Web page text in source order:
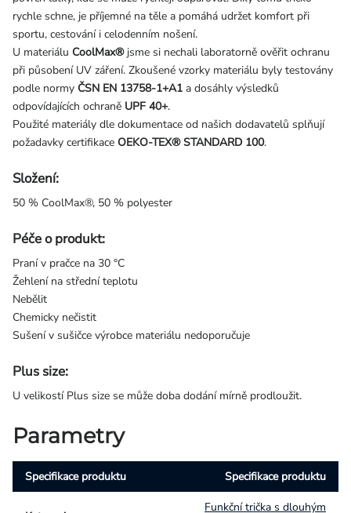
rychle schne, je příjemné na těle a pomáhá udržet komfort při
sportu, cestování i celodenním nošení.
U materiálu CoolMax®jsme si nechali laboratorně ověřit ochranu
při působení UV záření. Zkoušené vzorky materiálu byly testovány
podle normy ČSN EN 13758-1+A1 a dosáhly výsledků
odpovídajících ochraně UPF 40+.
Použité materiály dle dokumentace od našich dodavatelů splňují
požadavky certifikace OEKO-TEX® STANDARD 100.
Složení:
50 % CoolMax®, 50 % polyester
Péče o produkt:
Praní v pračce na 30 °C
Žehlení na střední teplotu
Nebělit
Chemicky nečistit
Sušení v sušičce výrobce materiálu nedoporučuje
Plus size:
U velikostí Plus size se může doba dodání mírně prodloužit.
Parametry
Specifikace produktu Specifikace produktu
Funkční trička s dlouhým